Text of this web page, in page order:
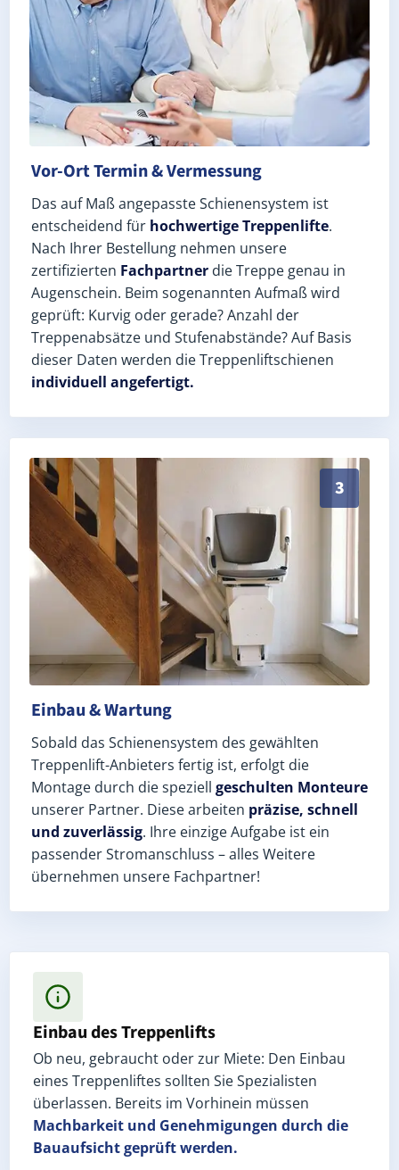
Vor-Ort Termin & Vermessung
Das auf Maß angepasste Schienensystem ist
entscheidend für hochwertige Treppenlifte.
Nach Ihrer Bestellung nehmen unsere
zertifizierten Fachpartner die Treppe genau in
Augenschein. Beim sogenannten Aufmaß wird
geprüft: Kurvig oder gerade? Anzahl der
Treppenabsätze und Stufenabstände? Auf Basis
dieser Daten werden die Treppenliftschienen
individuell angefertigt.
3
Schneller, sauberer Einbau durch zertifizierte
Einbau & Wartung
Sobald das Schienensystem des gewählten
Treppenlift-Anbieters fertig ist, erfolgt die
Montage durch die speziell geschulten Monteure
unserer Partner. Diese arbeiten präzise, schnell
und zuverlässig. Ihre einzige Aufgabe ist ein
passender Stromanschluss – alles Weitere
übernehmen unsere Fachpartner!
Einbau des Treppenlifts
Ob neu, gebraucht oder zur Miete: Den Einbau
eines Treppenliftes sollten Sie Spezialisten
überlassen. Bereits im Vorhinein müssen
Machbarkeit und Genehmigungen durch die
Bauaufsicht geprüft werden.